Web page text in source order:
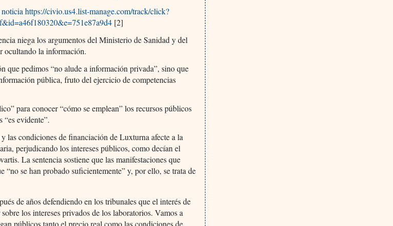
noticia https://civio.us4.list-manage.com/track/click?
[2]
niega los argumentos del Ministerio de Sanidad y del
ocultando la información.
que pedimos “no alude a información privada”, sino que
pública, fruto del ejercicio de competencias
para conocer “cómo se emplean” los recursos públicos
“es evidente”.
las condiciones de financiación de Luxturna afecte a la
perjudicando los intereses públicos, como decían el
La sentencia sostiene que las manifestaciones que
“no se han probado suficientemente” y, por ello, se trata de
de años defendiendo en los tribunales que el interés de
los intereses privados de los laboratorios. Vamos a
públicos tanto el precio real como las condiciones de